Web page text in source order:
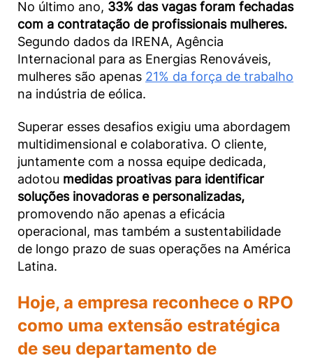
No último ano, 33% das vagas foram fechadas
com a contratação de profissionais mulheres.
Segundo dados da IRENA, Agência
Internacional para as Energias Renováveis,
mulheres são apenas 21% da força de trabalho
na indústria de eólica.
Superar esses desafios exigiu uma abordagem
multidimensional e colaborativa. O cliente,
juntamente com a nossa equipe dedicada,
adotou medidas proativas para identificar
soluções inovadoras e personalizadas,
promovendo não apenas a eficácia
operacional, mas também a sustentabilidade
de longo prazo de suas operações na América
Latina.
Hoje, a empresa reconhece o RPO
como uma extensão estratégica
de seu departamento de